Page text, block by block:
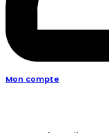
Mon compte